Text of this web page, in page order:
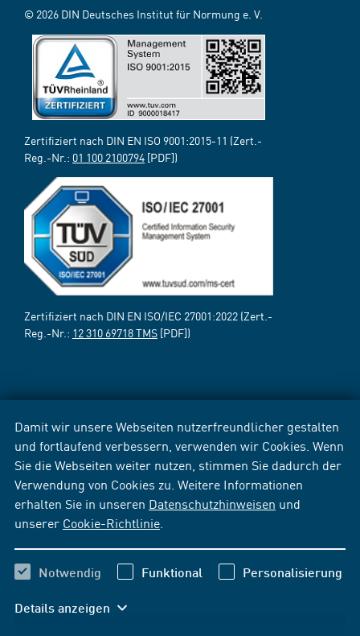
Damit wir unsere Webseiten nutzerfreundlicher gestalten
und fortlaufend verbessern, verwenden wir Cookies. Wenn
Sie die Webseiten weiter nutzen, stimmen Sie dadurch der
Verwendung von Cookies zu. Weitere Informationen
erhalten Sie in unseren Datenschutzhinweisen und
unserer Cookie-Richtlinie
Notwendig Funktional Personalisierung
Details anzeigen
© 2026 DIN Deutsches Institut für Normung e. V.
Zertifiziert nach DIN EN ISO 9001:2015-11 (Zert.-
Reg.-Nr.: 01 100 2100794 [PDF])
Zertifiziert nach DIN EN ISO/IEC 27001:2022 (Zert.-
Reg.-Nr.: 12 310 69718 TMS [PDF])